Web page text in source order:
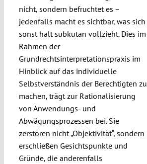
nicht, sondern befruchtet es –
jedenfalls macht es sichtbar, was sich
sonst halt subkutan vollzieht. Dies im
Rahmen der
Grundrechtsinterpretationspraxis im
Hinblick auf das individuelle
Selbstverständnis der Berechtigten zu
machen, trägt zur Rationalisierung
von Anwendungs- und
Abwägungsprozessen bei. Sie
zerstören nicht „Objektivität“, sondern
erschließen Gesichtspunkte und
Gründe, die anderenfalls